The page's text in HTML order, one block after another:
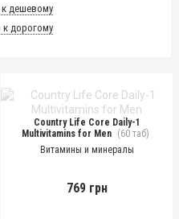
к дешевому
к дорогому
Country Life Core Daily-1
Multivitamins for Men
(60 таб)
Витамины и минералы
769 грн